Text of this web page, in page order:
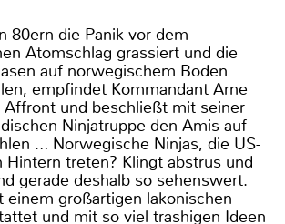
80ern die Panik vor dem
Atomschlag grassiert und die
auf norwegischem Boden
empfindet Kommandant Arne
Affront und beschließt mit seiner
Ninjatruppe den Amis auf
… Norwegische Ninjas, die US-
Hintern treten? Klingt abstrus und
gerade deshalb so sehenswert.
einem großartigen lakonischen
und mit so viel trashigen Ideen